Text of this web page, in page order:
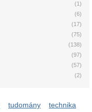
(1)
(6)
(17)
(75)
(138)
(97)
(57)
(2)
tudomány technika